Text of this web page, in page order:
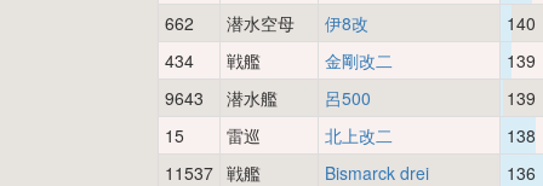
662
潜水空母 伊8改
140
434
戦艦 金剛改二
139
9643
潜水艦 呂500
139
15
雷巡 北上改二
138
11537 戦艦 Bismarck drei
136